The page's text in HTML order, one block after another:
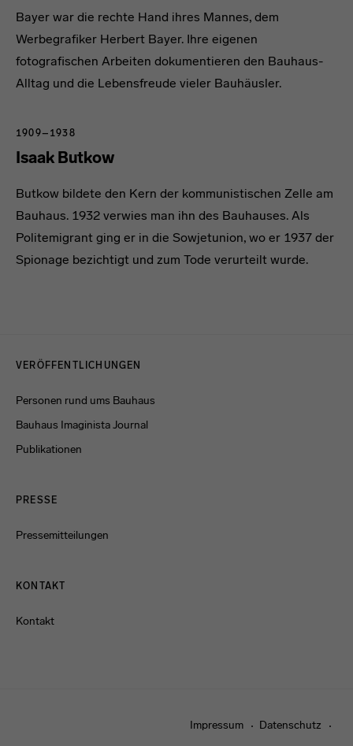
Bayer war die rechte Hand ihres Mannes, dem
Werbegrafiker Herbert Bayer. Ihre eigenen
fotografischen Arbeiten dokumentieren den Bauhaus-
Alltag und die Lebensfreude vieler Bauhäusler.
Isaak Butkow
1909–1938
Butkow bildete den Kern der kommunistischen Zelle am
Bauhaus. 1932 verwies man ihn des Bauhauses. Als
Politemigrant ging er in die Sowjetunion, wo er 1937 der
Spionage bezichtigt und zum Tode verurteilt wurde.
VERÖFFENTLICHUNGEN
Personen rund ums Bauhaus
Bauhaus Imaginista Journal
Publikationen
PRESSE
Pressemitteilungen
KONTAKT
Kontakt
Impressum Datenschutz